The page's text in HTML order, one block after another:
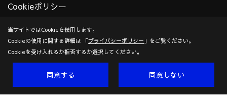
FAX：0257-25-4103
＜営業時間＞8:00～17:00
＜定休日＞土曜日、日曜日、祝日（完全週休２日制）
Copyright (c) IHIRA-BANKIN-KOUGYOUSYO Co.,Ltd. All Rights
Cookieポリシー
当サイトではCookieを使用します。
Cookieの使用に関する詳細は 「プライバシーポリシー 」をご覧ください。
Cookieを受け入れるか拒否するか選択してください。
同意する 同意しない